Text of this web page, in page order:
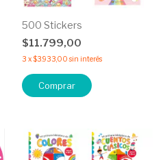
500 Stickers
$11.799,00
3 x$3.933,00 sin interés
Comprar